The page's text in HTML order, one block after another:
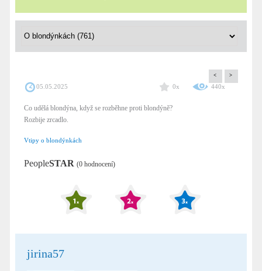
< >
05.05.2025 0x 440x
Co udělá blondýna, když se rozběhne proti blondýně?
Rozbije zrcadlo.
Vtipy o blondýnkách
PeopleSTAR (0 hodnocení)
jirina57